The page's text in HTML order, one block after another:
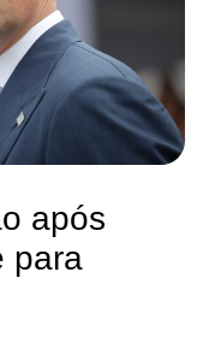
após
para